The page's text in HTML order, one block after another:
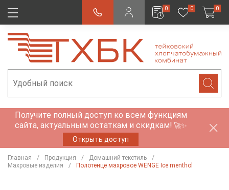
0 0 0
Получите полный доступ ко всем функциям
сайта, актуальным остаткам и скидкам! 🚀✨
Открыть доступ
Главная Продукция
Домашний текстиль
Махровые изделия
Полотенце махровое WENGE Ice menthol